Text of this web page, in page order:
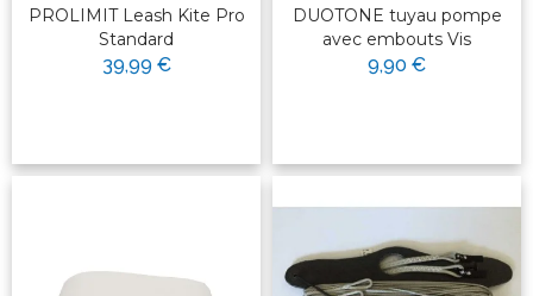
PROLIMIT Leash Kite Pro
Standard
39,99 €
DUOTONE tuyau pompe
avec embouts Vis
9,90 €